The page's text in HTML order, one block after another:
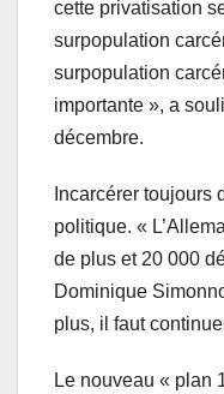
cette privatisation
surpopulation
surpopulation
importante », a
décembre.
Incarcérer toujours
politique. «
de plus et 20 000
Dominique
plus, il faut
Le nouveau « plan